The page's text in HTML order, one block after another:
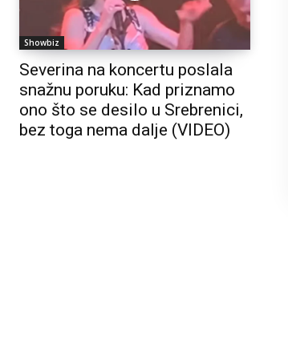
Showbiz
Severina na koncertu poslala
snažnu poruku: Kad priznamo
ono što se desilo u Srebrenici,
bez toga nema dalje (VIDEO)